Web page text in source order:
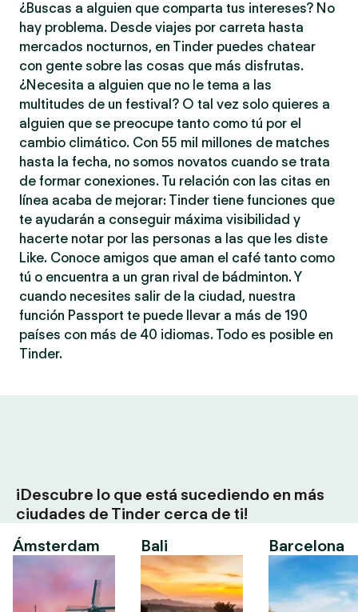
¿Buscas a alguien que comparta tus intereses? No
hay problema. Desde viajes por carreta hasta
mercados nocturnos, en Tinder puedes chatear
con gente sobre las cosas que más disfrutas.
¿Necesita a alguien que no le tema a las
multitudes de un festival? O tal vez solo quieres a
alguien que se preocupe tanto como tú por el
cambio climático. Con 55 mil millones de matches
hasta la fecha, no somos novatos cuando se trata
de formar conexiones. Tu relación con las citas en
línea acaba de mejorar: Tinder tiene funciones que
te ayudarán a conseguir máxima visibilidad y
hacerte notar por las personas a las que les diste
Like. Conoce amigos que aman el café tanto como
tú o encuentra a un gran rival de bádminton. Y
cuando necesites salir de la ciudad, nuestra
función Passport te puede llevar a más de 190
países con más de 40 idiomas. Todo es posible en
Tinder.
¡Descubre lo que está sucediendo en más
ciudades de Tinder cerca de ti!
Ámsterdam
Bali Barcelona